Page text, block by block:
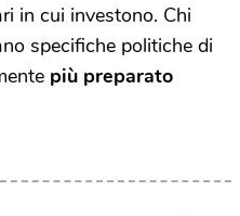
in cui investono. Chi
specifiche politiche di
più preparato